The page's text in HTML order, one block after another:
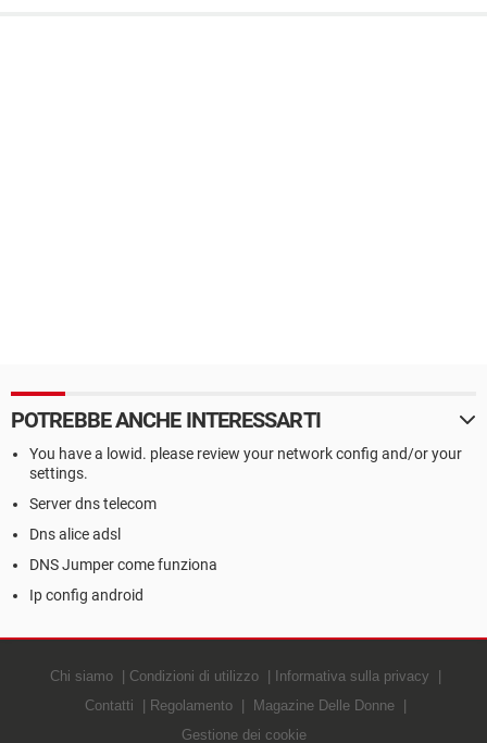
POTREBBE ANCHE INTERESSARTI
You have a lowid. please review your network config and/or your
settings.
Server dns telecom
Dns alice adsl
DNS Jumper come funziona
Ip config android
Chi siamo Condizioni di utilizzo
Informativa sulla privacy
Contatti
Regolamento
Magazine Delle Donne
Gestione dei cookie